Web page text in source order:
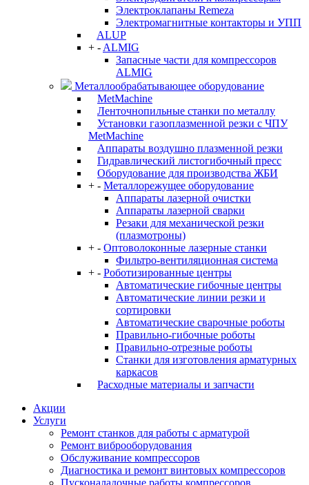
Электроклапаны Remeza
Электромагнитные контакторы и УПП
ALUP
+ - ALMIG
Запасные части для компрессоров
ALMIG
Металлообрабатывающее оборудование
MetMachine
Ленточнопильные станки по металлу
Установки газоплазменной резки с ЧПУ
MetMachine
Аппараты воздушно плазменной резки
Гидравлический листогибочный пресс
Оборудование для производства ЖБИ
+ - Металлорежущее оборудование
Аппараты лазерной очистки
Аппараты лазерной сварки
Резаки для механической резки
(плазмотроны)
+ - Оптоволоконные лазерные станки
Фильтро-вентиляционная система
+ - Роботизированные центры
Автоматические гибочные центры
Автоматические линии резки и
сортировки
Автоматические сварочные роботы
Правильно-гибочные роботы
Правильно-отрезные роботы
Станки для изготовления арматурных
каркасов
Расходные материалы и запчасти
Акции
Услуги
Ремонт станков для работы с арматурой
Ремонт виброоборудования
Обслуживание компрессоров
Диагностика и ремонт винтовых компрессоров
Пусконаладочные работы компрессоров